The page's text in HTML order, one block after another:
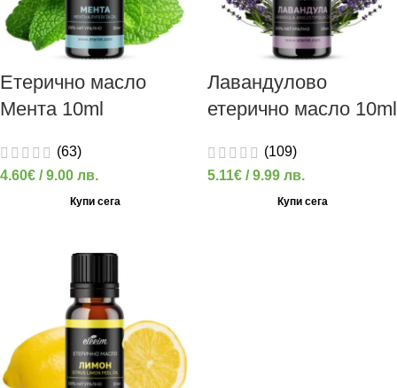
Етерично масло
Мента 10ml
(63)
4.60€ / 9.00 лв.
Купи сега
Лавандулово
етерично масло 10ml
(109)
5.11€ / 9.99 лв.
Купи сега